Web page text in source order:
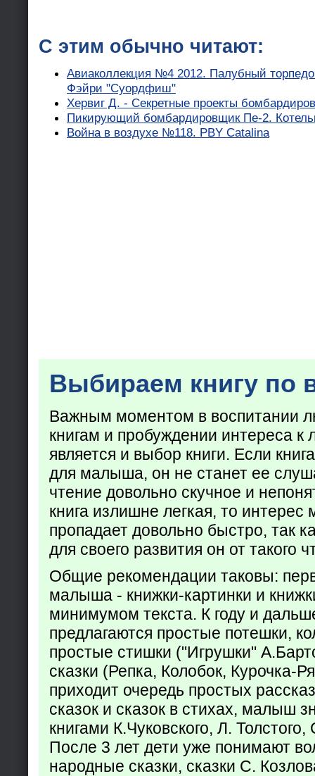
С этим обычно читают:
Авиаколлекция №4 2012. Палубный
Фэйри "Суордфиш"
Хервиг Д. - Секретные проекты
Пикирующий бомбардировщик Пе-2.
Война в воздухе №118. PBY Catalina
Выбираем книгу по
Важным моментом в воспитании
книгам и пробуждении интереса к
является и выбор книги. Если
для малыша, он не станет ее
чтение довольно скучное и
книга излишне легкая, то
пропадает довольно быстро, так
для своего развития он от такого
Общие рекомендации таковы:
малыша - книжки-картинки и
минимумом текста. К году и
предлагаются простые потешки,
простые стишки ("Игрушки"
сказки (Репка, Колобок, Курочка-
приходит очередь простых
сказок и сказок в стихах, малыш
книгами К.Чуковского, Л.
После 3 лет дети уже понимают
народные сказки, сказки С.